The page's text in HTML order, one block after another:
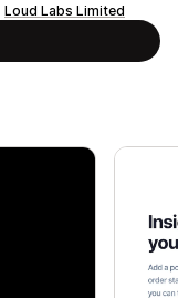
Loud Labs Limited